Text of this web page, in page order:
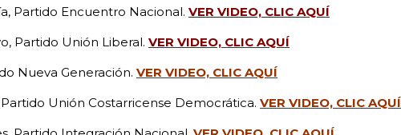
Partido Encuentro Nacional. VER VIDEO, CLIC AQUÍ
Partido Unión Liberal. VER VIDEO, CLIC AQUÍ
Nueva Generación. VER VIDEO, CLIC AQUÍ
Unión Costarricense Democrática. VER VIDEO, CLIC AQUÍ